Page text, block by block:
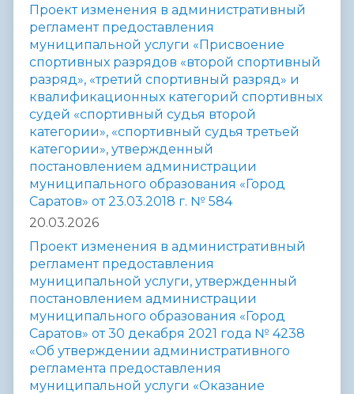
Проект изменения в административный
регламент предоставления
муниципальной услуги «Присвоение
спортивных разрядов «второй спортивный
разряд», «третий спортивный разряд» и
квалификационных категорий спортивных
судей «спортивный судья второй
категории», «спортивный судья третьей
категории», утвержденный
постановлением администрации
муниципального образования «Город
Саратов» от 23.03.2018 г. № 584
20.03.2026
Проект изменения в административный
регламент предоставления
муниципальной услуги, утвержденный
постановлением администрации
муниципального образования «Город
Саратов» от 30 декабря 2021 года № 4238
«Об утверждении административного
регламента предоставления
муниципальной услуги «Оказание